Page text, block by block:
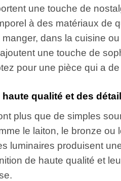
une touche de
à des matériaux de
dans la cuisine
une touche de
pour une pièce qui a
qualité et des
plus que de simples
le laiton, le bronze
luminaires produisent
de haute qualité et